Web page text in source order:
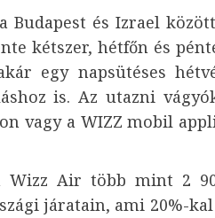
és Izrael
kétszer, hétfőn és
egy napsütéses
is. Az utazni
vagy a WIZZ mobil
Wizz Air több mint 2
járatain, ami 20%-